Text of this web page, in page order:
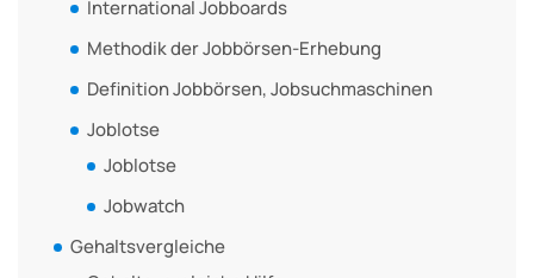
International Jobboards
Methodik der Jobbörsen-Erhebung
Definition Jobbörsen, Jobsuchmaschinen
Joblotse
Joblotse
Jobwatch
Gehaltsvergleiche